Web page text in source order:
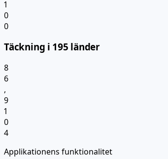
1
0
0
Täckning i 195 länder
8
6
,
9
1
0
4
Applikationens funktionalitet